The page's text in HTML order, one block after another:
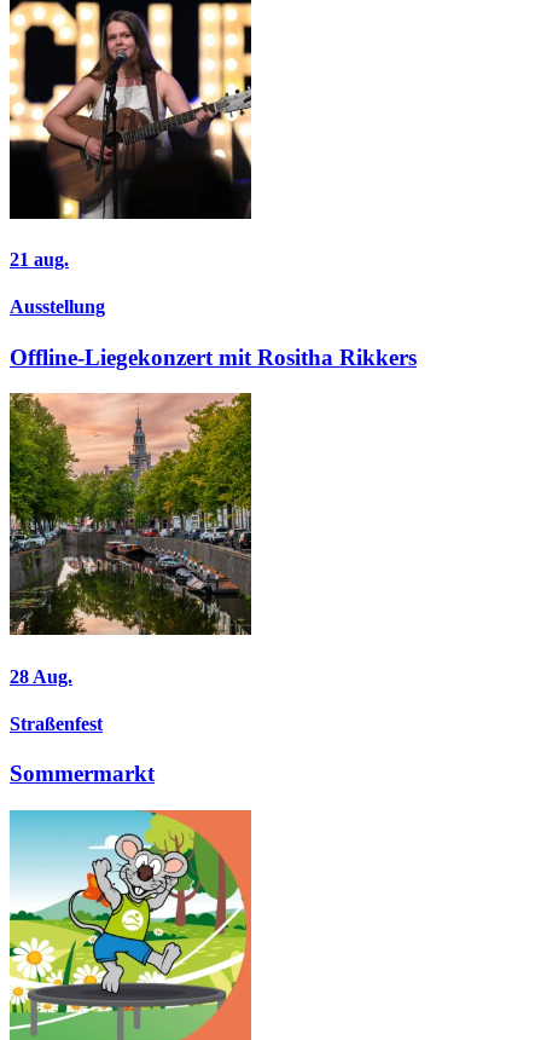
21 aug.
Ausstellung
Offline-Liegekonzert mit Rositha Rikkers
28 Aug.
Straßenfest
Sommermarkt